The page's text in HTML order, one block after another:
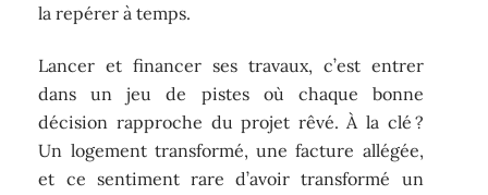
la repérer à temps.
Lancer et financer ses travaux, c’est entrer
dans un jeu de pistes où chaque bonne
décision rapproche du projet rêvé. À la clé ?
Un logement transformé, une facture allégée,
et ce sentiment rare d’avoir transformé un